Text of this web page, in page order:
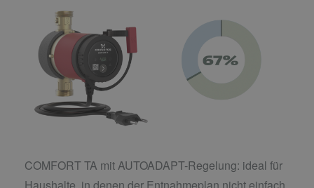
COMFORT TA mit AUTOADAPT-Regelung: ideal für
Haushalte, in denen der Entnahmeplan nicht einfach